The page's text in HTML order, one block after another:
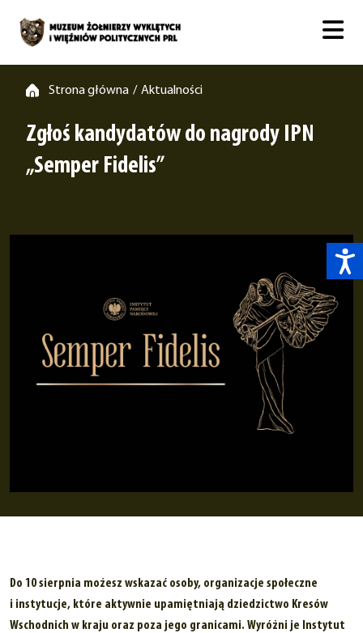
Strona główna / Aktualności
Zgłoś kandydatów do nagrody IPN
„Semper Fidelis”
Do 10 sierpnia możesz wskazać osoby, organizacje społeczne
i instytucje, które aktywnie upamiętniają dziedzictwo Kresów
Wschodnich w kraju oraz poza jego granicami. Wyróżni je Instytut